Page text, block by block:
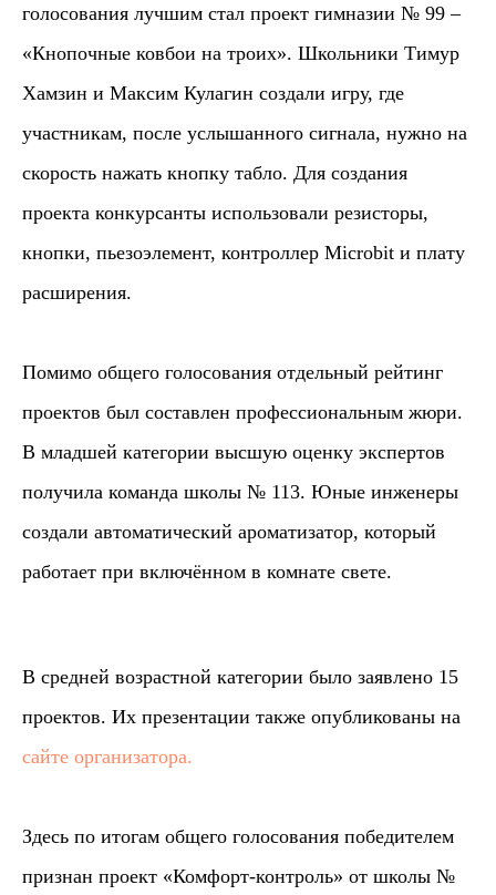
голосования лучшим стал проект гимназии № 99 –
«Кнопочные ковбои на троих». Школьники Тимур
Хамзин и Максим Кулагин создали игру, где
участникам, после услышанного сигнала, нужно на
скорость нажать кнопку табло. Для создания
проекта конкурсанты использовали резисторы,
кнопки, пьезоэлемент, контроллер Microbit и плату
расширения.
Помимо общего голосования отдельный рейтинг
проектов был составлен профессиональным жюри.
В младшей категории высшую оценку экспертов
получила команда школы № 113. Юные инженеры
создали автоматический ароматизатор, который
работает при включённом в комнате свете.
В средней возрастной категории было заявлено 15
проектов. Их презентации также опубликованы на
сайте организатора.
Здесь по итогам общего голосования победителем
признан проект «Комфорт-контроль» от школы №